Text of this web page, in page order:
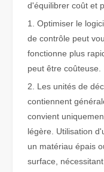
La découpe laser du
d'équilibrer coût et
1. Optimiser le
de contrôle peut
fonctionne plus
peut être coûteuse.
2. Les unités de
contiennent
convient
légère. Utilisation
un matériau épais
surface,